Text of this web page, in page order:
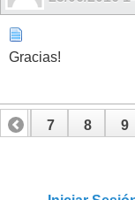
Gracias!
6 7 8 9